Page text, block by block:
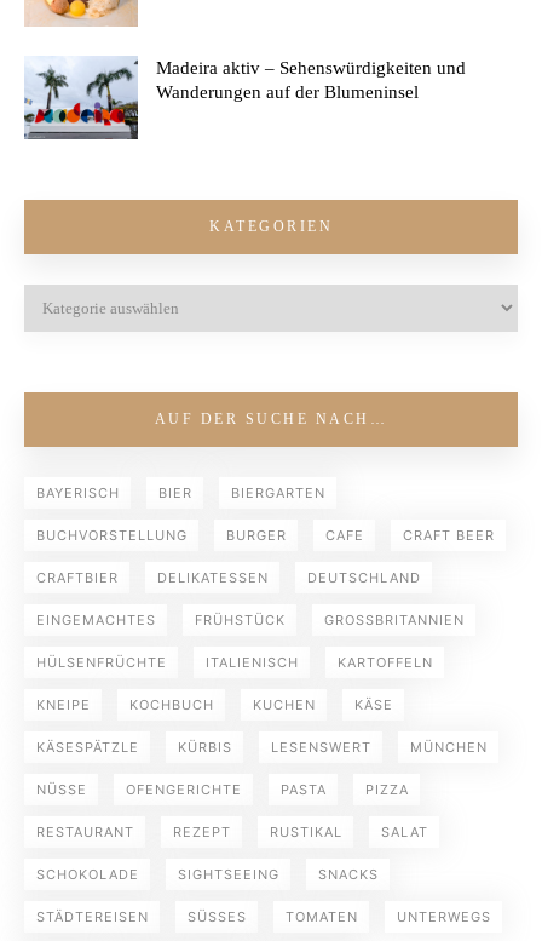
Madeira aktiv – Sehenswürdigkeiten und
Wanderungen auf der Blumeninsel
KATEGORIEN
AUF DER SUCHE NACH…
BAYERISCH BIER BIERGARTEN
BUCHVORSTELLUNG BURGER CAFE CRAFT BEER
CRAFTBIER DELIKATESSEN DEUTSCHLAND
EINGEMACHTES FRÜHSTÜCK GROSSBRITANNIEN
HÜLSENFRÜCHTE ITALIENISCH KARTOFFELN
KNEIPE KOCHBUCH KUCHEN KÄSE
KÄSESPÄTZLE KÜRBIS LESENSWERT MÜNCHEN
NÜSSE OFENGERICHTE PASTA PIZZA
RESTAURANT REZEPT RUSTIKAL SALAT
SCHOKOLADE SIGHTSEEING SNACKS
STÄDTEREISEN SÜSSES TOMATEN UNTERWEGS